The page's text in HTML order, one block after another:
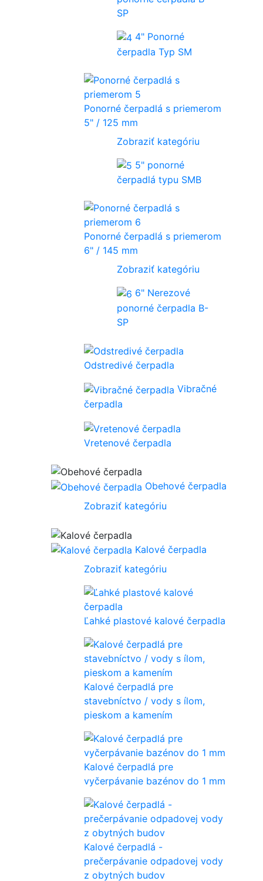
SP
4" Ponorné
čerpadla Typ SM
Ponorné čerpadlá s priemerom
5" / 125 mm
Zobraziť kategóriu
5" ponorné
čerpadlá typu SMB
Ponorné čerpadlá s priemerom
6" / 145 mm
Zobraziť kategóriu
6" Nerezové
ponorné čerpadla B-
SP
Odstredivé čerpadla
Vibračné
čerpadla
Vretenové čerpadla
Obehové čerpadla
Zobraziť kategóriu
Kalové čerpadla
Zobraziť kategóriu
Ľahké plastové kalové čerpadla
Kalové čerpadlá pre
stavebníctvo / vody s ílom,
pieskom a kamením
Kalové čerpadlá pre
vyčerpávanie bazénov do 1 mm
Kalové čerpadlá -
prečerpávanie odpadovej vody
z obytných budov